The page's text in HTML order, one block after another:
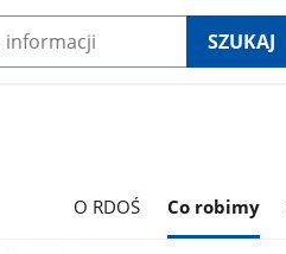
SZUKAJ
O RDOŚ Co robimy